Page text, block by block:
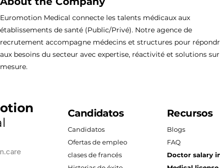
Euromotion Medical connecte les talents médicaux aux
établissements de santé (Public/Privé). Notre agence de
recrutement accompagne médecins et structures pour
aux besoins du secteur avec expertise, réactivité et solutions sur
mesure.
Candidatos
Candidatos
Ofertas de empleo
clases de francés
Recursos
Blogs
FAQ
Doctor salary